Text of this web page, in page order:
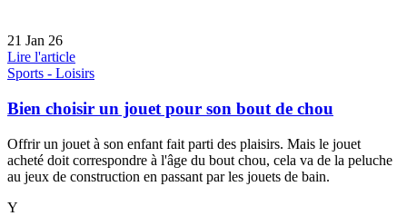
21 Jan 26
Lire l'article
Sports - Loisirs
Bien choisir un jouet pour son bout de chou
Offrir un jouet à son enfant fait parti des plaisirs. Mais le jouet
acheté doit correspondre à l'âge du bout chou, cela va de la peluche
au jeux de construction en passant par les jouets de bain.
Y